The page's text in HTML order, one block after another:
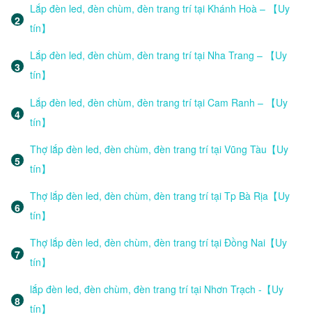
Lắp đèn led, đèn chùm, đèn trang trí tại Khánh Hoà – 【Uy
tín】
Lắp đèn led, đèn chùm, đèn trang trí tại Nha Trang – 【Uy
tín】
Lắp đèn led, đèn chùm, đèn trang trí tại Cam Ranh – 【Uy
tín】
Thợ lắp đèn led, đèn chùm, đèn trang trí tại Vũng Tàu【Uy
tín】
Thợ lắp đèn led, đèn chùm, đèn trang trí tại Tp Bà Rịa【Uy
tín】
Thợ lắp đèn led, đèn chùm, đèn trang trí tại Đồng Nai【Uy
tín】
lắp đèn led, đèn chùm, đèn trang trí tại Nhơn Trạch -【Uy
tín】